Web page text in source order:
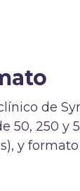
de
50, 250 y
y